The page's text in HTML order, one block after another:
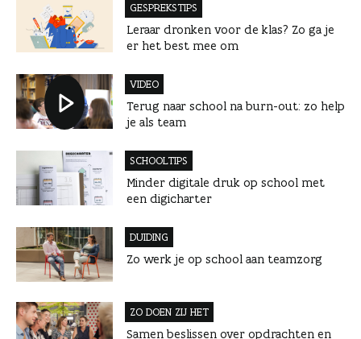
GESPREKSTIPS
Leraar dronken voor de klas? Zo ga je
er het best mee om
VIDEO
Terug naar school na burn-out: zo help
je als team
SCHOOLTIPS
Minder digitale druk op school met
een digicharter
DUIDING
Zo werk je op school aan teamzorg
ZO DOEN ZIJ HET
Samen beslissen over opdrachten en